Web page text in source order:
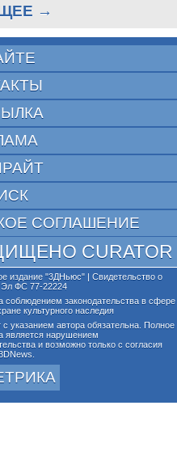
→
СОГЛАШЕНИЕ
CURATOR
издание "3ДНьюс" | Свидетельство о
ФС 77-22224
законодательства в сфере
культурного наследия
указанием автора обязательна. Полное
является нарушением
и возможно только с согласия